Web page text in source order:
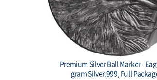
Scottsdale Mint Some Bunny
oz Silver Colorized Bar